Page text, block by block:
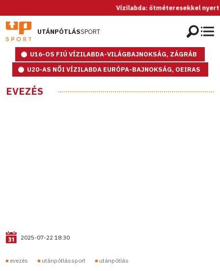
Vízilabda: ötméteresekkel nyert a
UTÁNPÓTLÁSSPORT
U16-OS FIÚ VÍZILABDA-VILÁGBAJNOKSÁG, ZÁGRÁB
U20-AS NŐI VÍZILABDA EURÓPA-BAJNOKSÁG, OEIRAS
EVEZÉS
2025-07-22 18:30
evezés utánpótlássport utánpótlás